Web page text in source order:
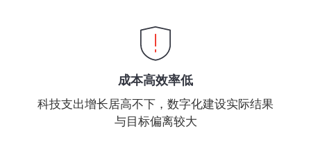
成本高效率低
科技支出增长居高不下，数字化建设实际结果
与目标偏离较大